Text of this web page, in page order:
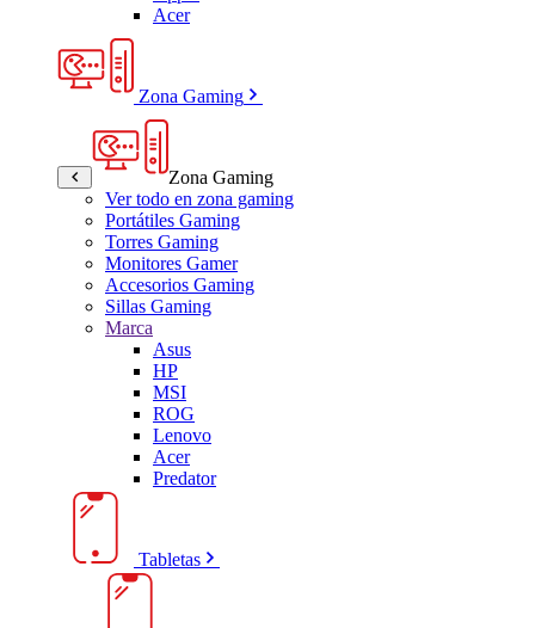
Acer
Zona Gaming
Zona Gaming
Ver todo en zona gaming
Portátiles Gaming
Torres Gaming
Monitores Gamer
Accesorios Gaming
Sillas Gaming
Marca
Asus
HP
MSI
ROG
Lenovo
Acer
Predator
Tabletas